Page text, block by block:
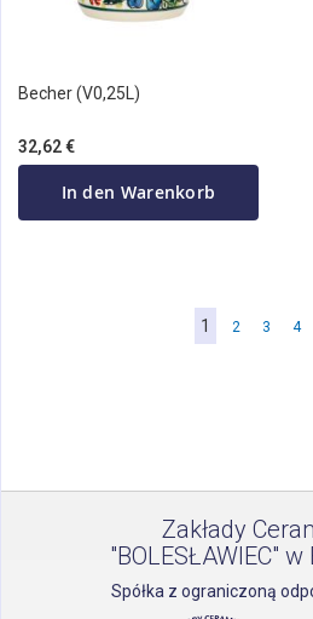
Becher (V0,25L)
32,62 €
In den Warenkorb
Seite
Sie
1 Seite
2 Seite
3 4
Zakłady
"BOLESŁAWIEC"
Spółka z ograniczoną